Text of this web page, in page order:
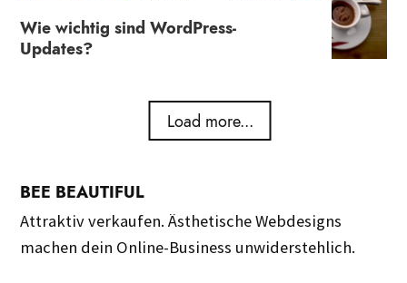
Wie wichtig sind WordPress-
Updates?
Load more...
BEE BEAUTIFUL
Attraktiv verkaufen. Ästhetische Webdesigns
machen dein Online-Business unwiderstehlich.